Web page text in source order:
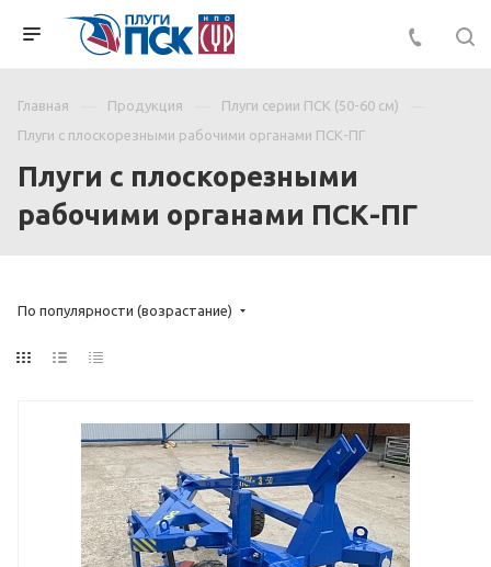
Главная Продукция
Плуги серии ПСК (50-60 см)
Плуги с плоскорезными рабочими органами ПСК-ПГ
Плуги с плоскорезными
рабочими органами ПСК-ПГ
По популярности (возрастание)